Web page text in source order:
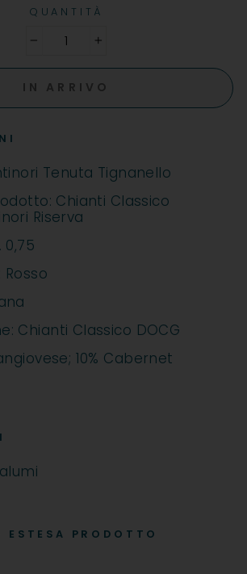
QUANTITÀ
IN ARRIVO
Tenuta Tignanello
Chianti Classico
Riserva
Chianti Classico DOCG
10% Cabernet
ESTESA PRODOTTO